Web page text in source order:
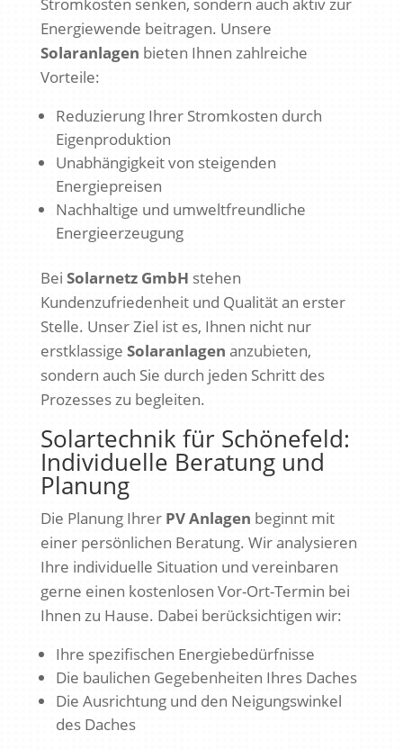
Energiewende beitragen. Unsere
Solaranlagen bieten Ihnen zahlreiche
Vorteile:
Reduzierung Ihrer Stromkosten durch
Eigenproduktion
Unabhängigkeit von steigenden
Energiepreisen
Nachhaltige und umweltfreundliche
Energieerzeugung
Bei Solarnetz GmbH stehen
Kundenzufriedenheit und Qualität an erster
Stelle. Unser Ziel ist es, Ihnen nicht nur
erstklassige Solaranlagen anzubieten,
sondern auch Sie durch jeden Schritt des
Prozesses zu begleiten.
Solartechnik für Schönefeld:
Individuelle Beratung und
Planung
Die Planung Ihrer PV Anlagen beginnt mit
einer persönlichen Beratung. Wir analysieren
Ihre individuelle Situation und vereinbaren
gerne einen kostenlosen Vor-Ort-Termin bei
Ihnen zu Hause. Dabei berücksichtigen wir:
Ihre spezifischen Energiebedürfnisse
Die baulichen Gegebenheiten Ihres Daches
Die Ausrichtung und den Neigungswinkel
des Daches